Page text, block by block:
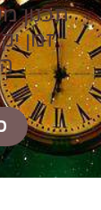
תכנון
זמן